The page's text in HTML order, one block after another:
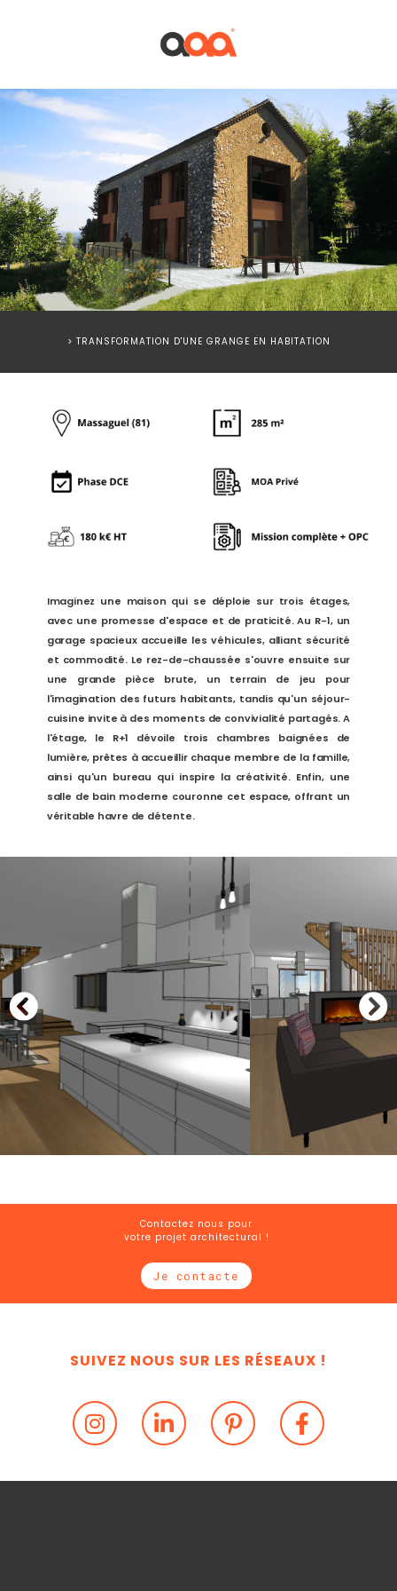
> TRANSFORMATION D'UNE GRANGE EN HABITATION
Imaginez une maison qui se déploie sur trois étages,
avec une promesse d'espace et de praticité. Au R-1, un
garage spacieux accueille les véhicules, alliant sécurité
et commodité. Le rez-de-chaussée s'ouvre ensuite sur
une grande pièce brute, un terrain de jeu pour
l'imagination des futurs habitants, tandis qu'un séjour-
cuisine invite à des moments de convivialité partagés. A
l'étage, le R+1 dévoile trois chambres baignées de
lumière, prêtes à accueillir chaque membre de la famille,
ainsi qu'un bureau qui inspire la créativité. Enfin, une
salle de bain moderne couronne cet espace, offrant un
véritable havre de détente.
Contactez nous pour
votre projet architectural !
Je contacte
SUIVEZ NOUS SUR LES RÉSEAUX !